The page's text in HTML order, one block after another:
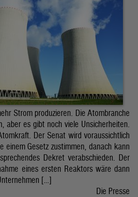
Strom produzieren. Die Atombranche
aber es gibt noch viele Unsicherheiten.
Der Senat wird voraussichtlich
einem Gesetz zustimmen, danach kann
Dekret verabschieden. Der
eines ersten Reaktors wäre dann
[…]
Die Presse